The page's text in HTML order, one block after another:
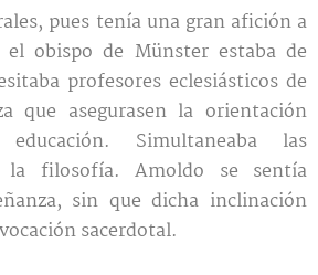
pues tenía una gran afición a
obispo de Münster estaba de
profesores eclesiásticos de
que asegurasen la orientación
Simultaneaba las
la filosofía. Amoldo se sentía
sin que dicha inclinación
sacerdotal.